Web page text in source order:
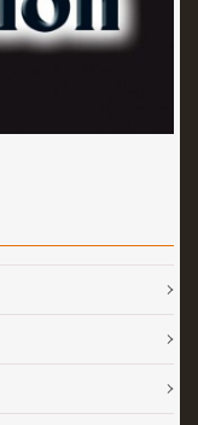
3. 8. 2026